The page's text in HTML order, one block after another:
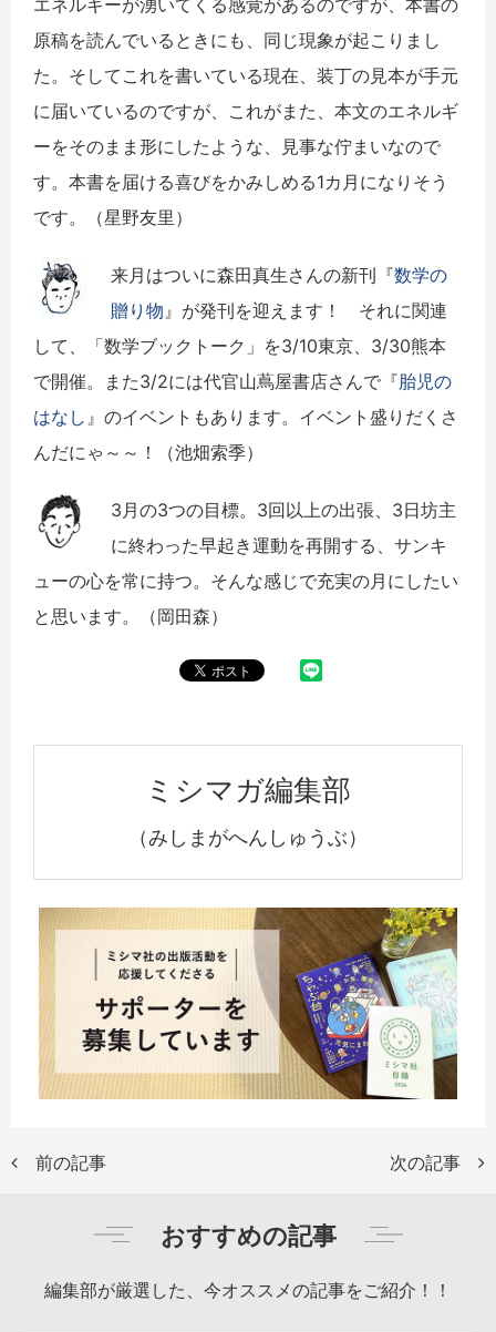
エネルギーが湧いてくる感覚があるのですが、本書の
原稿を読んでいるときにも、同じ現象が起こりまし
た。そしてこれを書いている現在、装丁の見本が手元
に届いているのですが、これがまた、本文のエネルギ
ーをそのまま形にしたような、見事な佇まいなので
す。本書を届ける喜びをかみしめる1カ月になりそう
です。（星野友里）
来月はついに森田真生さんの新刊『数学の
贈り物』が発刊を迎えます！ それに関連
して、「数学ブックトーク」を3/10東京、3/30熊本
で開催。また3/2には代官山蔦屋書店さんで『胎児の
はなし 』のイベントもあります。イベント盛りだくさ
んだにゃ～～！（池畑索季）
3月の3つの目標。3回以上の出張、3日坊主
に終わった早起き運動を再開する、サンキ
ューの心を常に持つ。そんな感じで充実の月にしたい
と思います。（岡田森）
ミシマガ編集部
（みしまがへんしゅうぶ）
前の記事 次の記事
おすすめの記事
編集部が厳選した、今オススメの記事をご紹介！！